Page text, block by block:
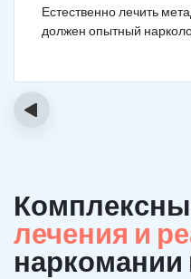
Естественно лечить
должен опытный
‹
лечения и
наркомании